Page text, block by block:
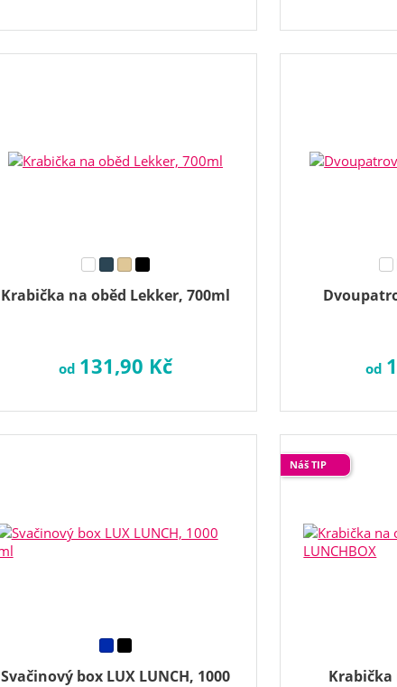
Krabička na oběd Lekker, 700ml
od 131,90 Kč od
Svačinový box LUX LUNCH, 1000
Krabička
Náš TIP